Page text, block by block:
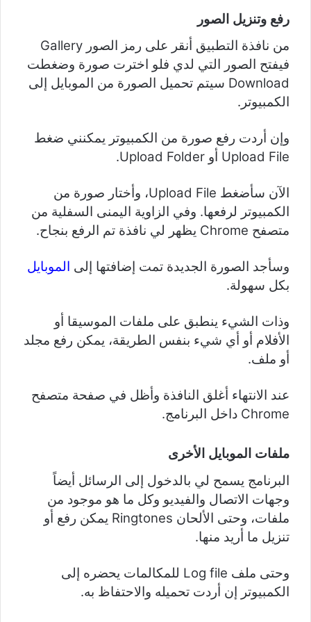
رفع وتنزيل الصور
من نافذة التطبيق أنقر على رمز الصور Gallery
فيفتح الصور التي لدي فلو اخترت صورة وضغطت
Download سيتم تحميل الصورة من الموبايل إلى
الكمبيوتر.
وإن أردت رفع صورة من الكمبيوتر يمكنني ضغط
Upload File أو Upload Folder.
الآن سأضغط Upload File، وأختار صورة من
الكمبيوتر لرفعها. وفي الزاوية اليمنى السفلية من
متصفح Chrome يظهر لي نافذة تم الرفع بنجاح.
وسأجد الصورة الجديدة تمت إضافتها إلى الموبايل
بكل سهولة.
وذات الشيء ينطبق على ملفات الموسيقا أو
الأفلام أو أي شيء بنفس الطريقة، يمكن رفع مجلد
أو ملف.
عند الانتهاء أغلق النافذة وأظل في صفحة متصفح
Chrome داخل البرنامج.
ملفات الموبايل الأخرى
البرنامج يسمح لي بالدخول إلى الرسائل أيضاً
وجهات الاتصال والفيديو وكل ما هو موجود من
ملفات، وحتى الألحان Ringtones يمكن رفع أو
تنزيل ما أريد منها.
وحتى ملف Log file للمكالمات يحضره إلى
الكمبيوتر إن أردت تحميله والاحتفاظ به.